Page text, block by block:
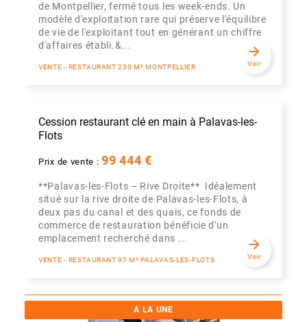
de Montpellier, fermé tous les week-ends. Un
modèle d'exploitation rare qui préserve l'équilibre
de vie de l'exploitant tout en générant un chiffre
d'affaires établi.&...
VENTE - RESTAURANT 230 M² MONTPELLIER
arrow_forward
Voir
Cession restaurant clé en main à Palavas-les-
Flots
Prix de vente :99 444 €
**Palavas-les-Flots – Rive Droite** Idéalement
situé sur la rive droite de Palavas-les-Flots, à
deux pas du canal et des quais, ce fonds de
commerce de restauration bénéficie d'un
emplacement recherché dans ...
VENTE - RESTAURANT 97 M² PALAVAS-LES-FLOTS
arrow_forward
Voir
A LA UNE